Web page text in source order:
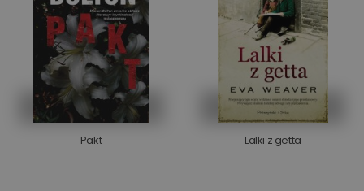
Pakt Lalki z getta